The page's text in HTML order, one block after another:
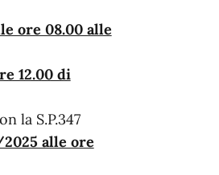
ore 08.00 alle
12.00 di
la S.P.347
alle ore